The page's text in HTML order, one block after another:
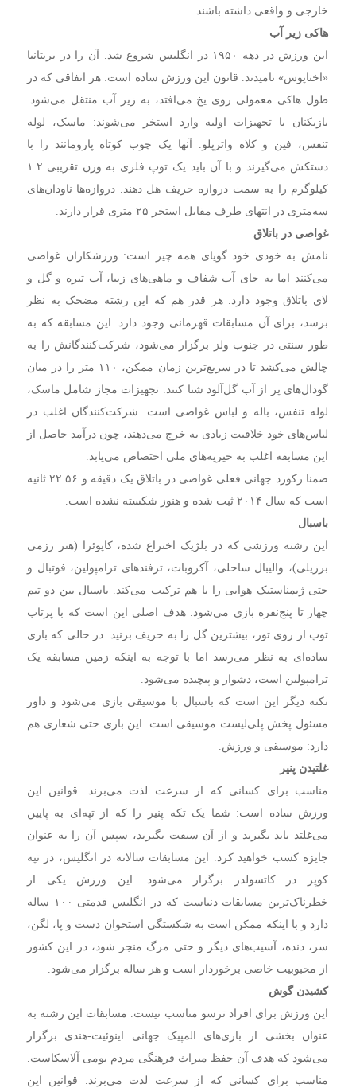
خارجی و واقعی داشته باشند.
هاکی زیر آب
این ورزش در دهه ۱۹۵۰ در انگلیس شروع شد. آن را در بریتانیا
«اختاپوس» نامیدند. قانون این ورزش ساده است: هر اتفاقی که در
طول هاکی معمولی روی یخ می‌افتد، به زیر آب منتقل می‌شود.
بازیکنان با تجهیزات اولیه وارد استخر می‌شوند: ماسک، لوله
تنفس، فین و کلاه واترپلو. آنها یک چوب کوتاه پارومانند را با
دستکش می‌گیرند و با آن باید یک توپ فلزی به وزن تقریبی ۱.۲
کیلوگرم را به سمت دروازه حریف هل دهند. دروازه‌ها ناودان‌های
سه‌متری در انتهای طرف مقابل استخر ۲۵ متری‌ قرار دارند.
غواصی در باتلاق
نامش به خودی خود گویای همه چیز است: ورزشکاران غواصی
می‌کنند اما به جای آب شفاف و ماهی‌های زیبا، آب تیره و گل و
لای باتلاق وجود دارد. هر قدر هم که این رشته مضحک به نظر
برسد، برای آن مسابقات قهرمانی وجود دارد. این مسابقه که به
طور سنتی در جنوب ولز برگزار می‌شود، شرکت‌کنندگانش را به
چالش می‌کشد تا در سریع‌ترین زمان ممکن، ۱۱۰ متر را در میان
گودال‌های پر از آب گل‌آلود شنا کنند. تجهیزات مجاز شامل ماسک،
لوله تنفس، باله و لباس غواصی است. شرکت‌کنندگان اغلب در
لباس‌های خود خلاقیت زیادی به خرج می‌دهند، چون درآمد حاصل از
این مسابقه اغلب به خیریه‌های ملی اختصاص می‌یابد.
ضمنا رکورد جهانی فعلی غواصی در باتلاق یک دقیقه و ۲۲.۵۶ ثانیه
است که سال ۲۰۱۴ ثبت شده و هنوز شکسته نشده است.
باسبال
این رشته ورزشی که در بلژیک اختراع شده، کاپوئرا (هنر رزمی
برزیلی)، والیبال ساحلی، آکروبات، ترفندهای ترامپولین، فوتبال و
حتی ژیمناستیک هوایی را با هم ترکیب می‌کند. باسبال بین دو تیم
چهار تا پنج‌نفره بازی می‌شود. هدف اصلی این است که با پرتاب
توپ از روی تور، بیشترین گل را به حریف بزنید. در حالی که بازی
ساده‌ای به نظر می‌رسد اما با توجه به اینکه زمین مسابقه یک
ترامپولین است، دشوار و پیچیده می‌شود.
نکته دیگر این است که باسبال با موسیقی بازی می‌شود و داور
مسئول پخش پلی‌لیست موسیقی است. این بازی حتی شعاری هم
دارد: موسیقی و ورزش.
غلتیدن پنیر
مناسب برای کسانی که از سرعت لذت می‌برند. قوانین این
ورزش ساده است: شما یک تکه پنیر را که از تپه‌ای به پایین
می‌غلتد باید بگیرید و از آن سبقت بگیرید، سپس آن را به عنوان
جایزه کسب خواهید کرد. این مسابقات سالانه در انگلیس، در تپه
کوپر در کاتسولدز برگزار می‌شود. این ورزش یکی از
خطرناک‌ترین مسابقات دنیاست که در انگلیس قدمتی ۱۰۰ ساله
دارد و با اینکه ممکن است به شکستگی استخوان دست و پا، لگن،
سر، دنده، آسیب‌های دیگر و حتی مرگ منجر شود، در این کشور
از محبوبیت خاصی برخوردار است و هر ساله برگزار می‌شود.
کشیدن گوش
این ورزش برای افراد ترسو مناسب نیست. مسابقات این رشته به
عنوان بخشی از بازی‌های المپیک جهانی اینوئیت-هندی برگزار
می‌شود که هدف آن حفظ میراث فرهنگی مردم بومی آلاسکاست.
مناسب برای کسانی که از سرعت لذت می‌برند. قوانین این